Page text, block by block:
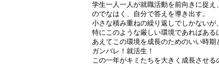
学生一人一人が就職活動を前向きに捉
のでなはく、自分で答えを導き出す。
小さな積み重ねの繰り返しでしかないが
特にこのような厳しい環境であればある
あえてこの環境を成長のためのいい時期
ガンバレ！就活生！
この一年がキミたちを大きく成長させる